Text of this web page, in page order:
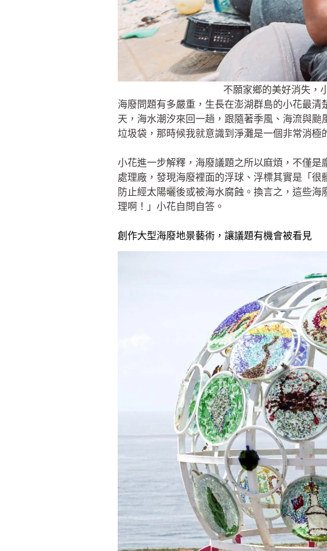
不願家鄉的美好消失，
海廢問題有多嚴重，生長在澎湖群島的小花最
天，海水潮汐來回一趟，跟隨著季風、海流與
垃圾袋，那時候我就意識到淨灘是一個非常消極
小花進一步解釋，海廢議題之所以麻煩，不僅
處理廠，發現海廢裡面的浮球、浮標其實是「
防止經太陽曬後或被海水腐蝕。換言之，這些
理啊！」小花自問自答。
創作大型海廢地景藝術，讓議題有機會被看見